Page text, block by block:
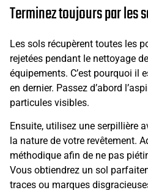
Terminez toujours par les
Les sols récupèrent toutes les
rejetées pendant le nettoyage
équipements. C’est pourquoi il
en dernier. Passez d’abord
particules visibles.
Ensuite, utilisez une serpillière
la nature de votre revêtement.
méthodique afin de ne pas
Vous obtiendrez un sol
traces ou marques